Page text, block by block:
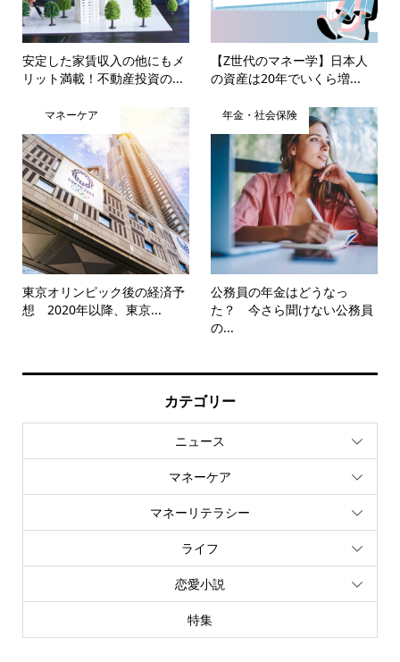
安定した家賃収入の他にもメ
リット満載！不動産投資の...
【Z世代のマネー学】日本人
の資産は20年でいくら増...
マネーケア
東京オリンピック後の経済予
想 2020年以降、東京...
年金・社会保険
公務員の年金はどうなっ
た？ 今さら聞けない公務員
の...
カテゴリー
ニュース
マネーケア
マネーリテラシー
ライフ
恋愛小説
特集